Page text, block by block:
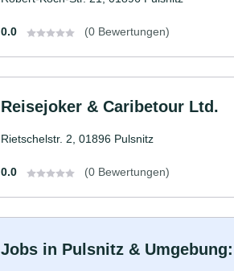
0.0 (0 Bewertungen)
Reisejoker & Caribetour Ltd.
Rietschelstr. 2, 01896 Pulsnitz
0.0 (0 Bewertungen)
Jobs in Pulsnitz &